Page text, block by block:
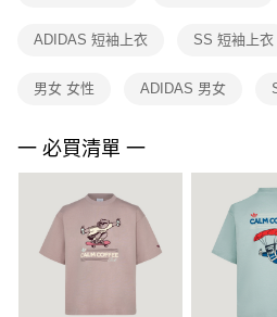
１．透過由恩沛科技股份有限公司提供之
權轉讓予恩沛科技股份有限公司。
３．未成年的使用者請事先徵得法定代理
「AFTEE先享後付」，若未經同意申辦者
４．使用「AFTEE先享後付」時，將依據
時審查核予不同之上限額度；若仍有額度
請求用戶進行身份認證。
５．嚴禁一人註冊多個帳號或使用他人資
恩沛科技股份有限公司將有權停止該用戶
ADIDAS 短袖上衣 SS 短袖上衣
男女 女性 ADIDAS 男女
一 必買清單 一